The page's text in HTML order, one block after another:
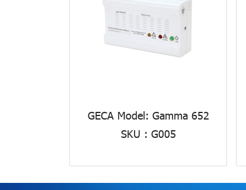
GECA Model: Gamma 652
SKU : G005